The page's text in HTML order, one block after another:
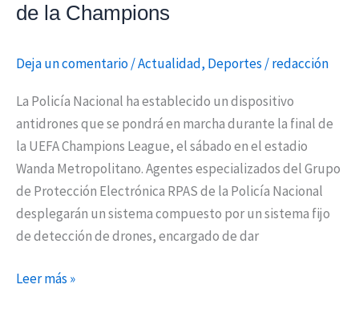
de la Champions
Deja un comentario/Actualidad, Deportes/redacción
La Policía Nacional ha establecido un dispositivo
antidrones que se pondrá en marcha durante la final de
la UEFA Champions League, el sábado en el estadio
Wanda Metropolitano. Agentes especializados del Grupo
de Protección Electrónica RPAS de la Policía Nacional
desplegarán un sistema compuesto por un sistema fijo
de detección de drones, encargado de dar
Leer más »